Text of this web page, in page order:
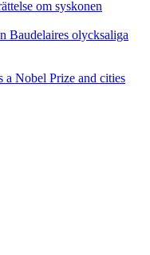
Baudelaires olycksaliga
Nobel Prize and cities